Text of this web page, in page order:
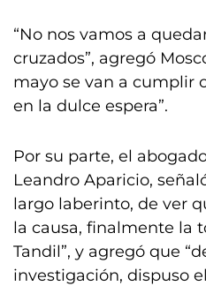
“No nos vamos a
cruzados”, agregó
mayo se van a cumplir
en la dulce espera”.
Por su parte, el
Leandro Aparicio,
largo laberinto, de ver
la causa, finalmente la
Tandil”, y agregó que
investigación, dispuso